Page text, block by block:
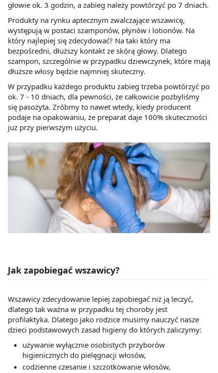
głowie ok. 3 godzin, a zabieg należy powtórzyć po 7 dniach.
Produkty na rynku aptecznym zwalczające wszawicę,
występują w postaci szamponów, płynów i lotionów. Na
który najlepiej się zdecydować? Na taki który ma
bezpośredni, dłuższy kontakt ze skórą głowy. Dlatego
szampon, szczególnie w przypadku dziewczynek, które mają
dłuższe włosy będzie najmniej skuteczny.
W przypadku każdego produktu zabieg trzeba powtórzyć po
ok. 7 - 10 dniach, dla pewności, że całkowicie pozbyliśmy
się pasożyta. Zróbmy to nawet wtedy, kiedy producent
podaje na opakowaniu, że preparat daje 100% skuteczności
już przy pierwszym użyciu.
Jak zapobiegać wszawicy?
Wszawicy zdecydowanie lepiej zapobiegać niż ją leczyć,
dlatego tak ważna w przypadku tej choroby jest
profilaktyka. Dlatego jako rodzice musimy nauczyć nasze
dzieci podstawowych zasad higieny do których zaliczymy:
używanie wyłącznie osobistych przyborów
higienicznych do pielęgnacji włosów,
codzienne czesanie i szczotkowanie włosów,